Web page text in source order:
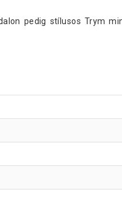
pedig stílusos Trym